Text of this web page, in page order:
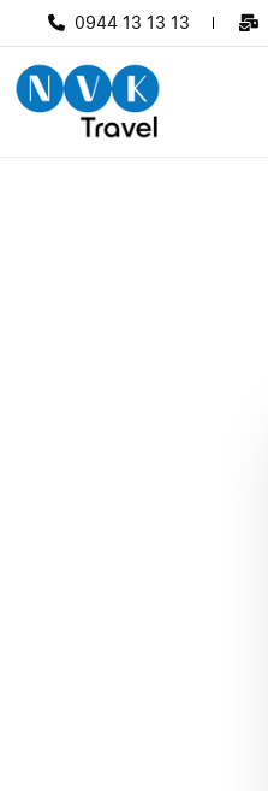
0944 13 13 13